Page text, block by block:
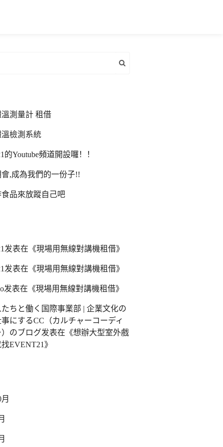
測量計 租借
檢測系統
的Youtube頻道開設囉！！
,成為我們的一份子!!
品來放蹤自己吧
发表在《現場用無線對講機租借》
发表在《現場用無線對講機租借》
发表在《現場用無線對講機租借》
ちと働く国際事業部 | 企業文化の
にするCC（カルチャーコーディ
のブログ发表在《想辦大型室外戲
EVENT21 》